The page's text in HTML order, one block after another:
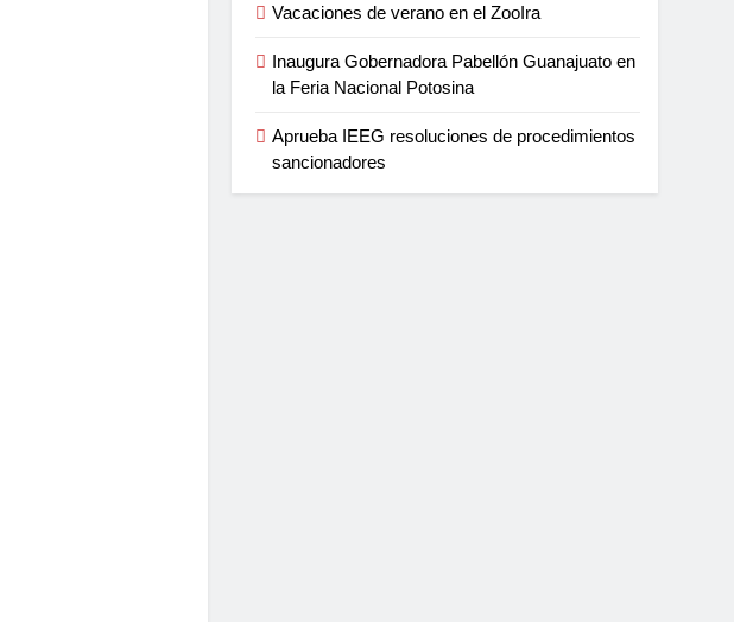
Vacaciones de verano en el ZooIra
Inaugura Gobernadora Pabellón Guanajuato en
la Feria Nacional Potosina
Aprueba IEEG resoluciones de procedimientos
sancionadores